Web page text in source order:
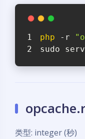
php -r
sudo
类型: integer (秒)